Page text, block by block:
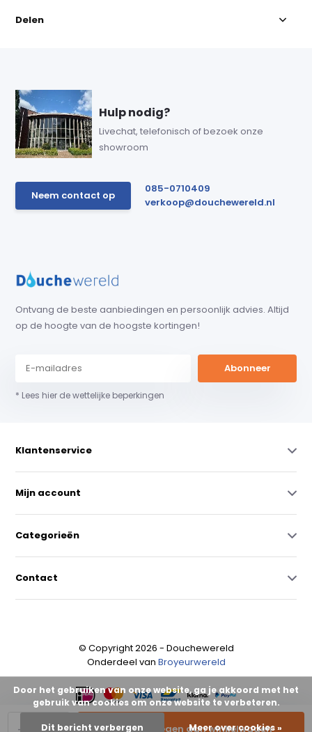
Toevoegen aan winkelwagen
Delen
Hulp nodig?
Livechat, telefonisch of bezoek onze
showroom
Neem contact op
085-0710409
verkoop@douchewereld.nl
Ontvang de beste aanbiedingen en persoonlijk advies. Altijd
op de hoogte van de hoogste kortingen!
Abonneer
* Lees hier de wettelijke beperkingen
Klantenservice
Mijn account
Categorieën
Contact
© Copyright 2026 - Douchewereld
Onderdeel van Broyeurwereld
Door het gebruiken van onze website, ga je akkoord met het
gebruik van cookies om onze website te verbeteren.
Dit bericht verbergen Meer over cookies »